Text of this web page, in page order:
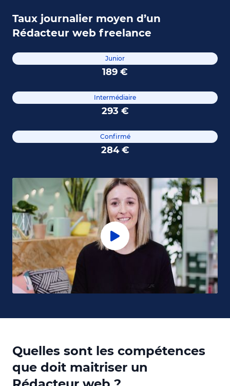
Taux journalier moyen d’un
Rédacteur web freelance
Junior
189 €
Intermédiaire
293 €
Confirmé
284 €
Quelles sont les compétences
que doit maitriser un